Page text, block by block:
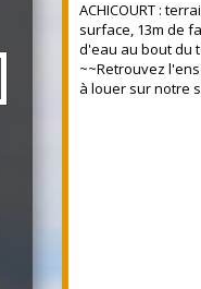
ACHICOURT :
surface, 13m de
d'eau au bout du
~~Retrouvez
à louer sur notre